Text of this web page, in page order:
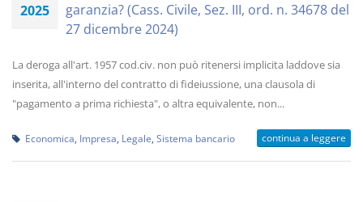
2025
garanzia? (Cass. Civile, Sez. III, ord. n. 34678 del
27 dicembre 2024)
La deroga all'art. 1957 cod.civ. non può ritenersi implicita laddove sia
inserita, all'interno del contratto di fideiussione, una clausola di
"pagamento a prima richiesta", o altra equivalente, non...
Economica Impresa Legale Sistema bancario continua a leggere